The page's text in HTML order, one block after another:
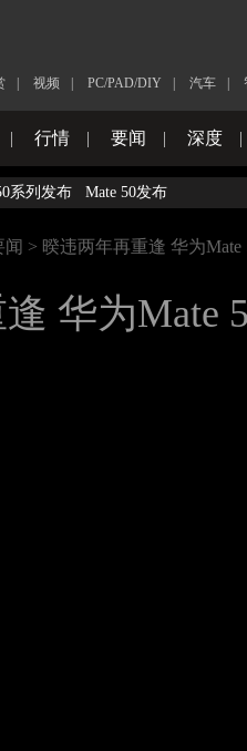
视频 PC/PAD/DIY 汽车
| 行情 | 要闻 | 深度 |
系列发布 Mate 50发布
闻 > 暌违两年再重逢 华为